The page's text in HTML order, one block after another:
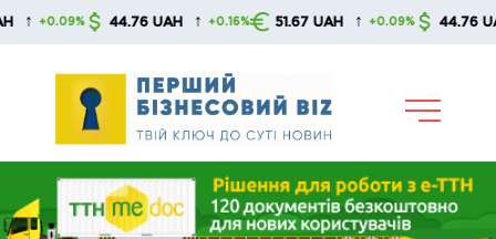
Skip
44.76 UAH ↑ +0.16% 51.67 UAH ↑ +0.09% 44.76 UAH ↑